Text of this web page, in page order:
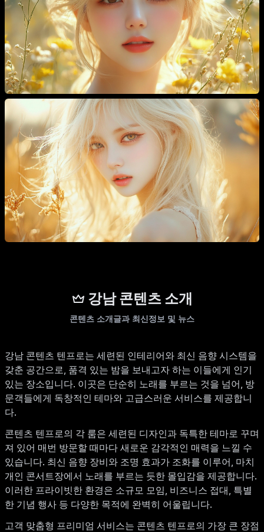
강남 콘텐츠 소개
콘텐츠 소개글과 최신정보 및 뉴스
강남 콘텐츠 텐프로는 세련된 인테리어와 최신 음향 시스템을
갖춘 공간으로, 품격 있는 밤을 보내고자 하는 이들에게 인기
있는 장소입니다. 이곳은 단순히 노래를 부르는 것을 넘어, 방
문객들에게 독창적인 테마와 고급스러운 서비스를 제공합니
다.
콘텐츠 텐프로의 각 룸은 세련된 디자인과 독특한 테마로 꾸며
져 있어 매번 방문할 때마다 새로운 감각적인 매력을 느낄 수
있습니다. 최신 음향 장비와 조명 효과가 조화를 이루어, 마치
개인 콘서트장에서 노래를 부르는 듯한 몰입감을 제공합니다.
이러한 프라이빗한 환경은 소규모 모임, 비즈니스 접대, 특별
한 기념 행사 등 다양한 목적에 완벽히 어울립니다.
고객 맞춤형 프리미엄 서비스는 콘텐츠 텐프로의 가장 큰 장점